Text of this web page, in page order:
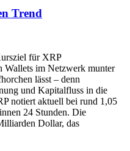
Trend
für XRP
Wallets im Netzwerk munter
lässt – denn
und Kapitalfluss in die
notiert aktuell bei rund 1,05
24 Stunden. Die
Dollar, das